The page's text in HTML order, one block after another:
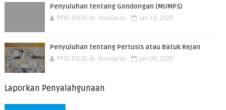
Penyuluhan tentang Gondongan (MUMPS)
PPID RSUD dr. Soedarso Jan 10, 2025
Penyuluhan tentang Pertusis atau Batuk Rejan
PPID RSUD dr. Soedarso Jan 09, 2025
Laporkan Penyalahgunaan